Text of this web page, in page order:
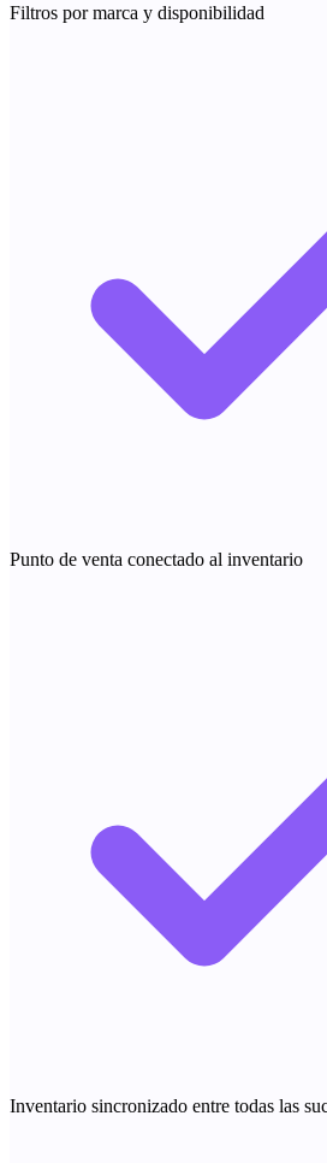
Filtros por marca y disponibilidad
Punto de venta conectado al inventario
Inventario sincronizado entre todas las